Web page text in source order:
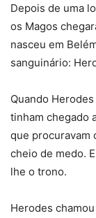
Depois de uma
os Magos
nasceu em
sanguinário:
Quando
tinham chegado
que procuravam
cheio de medo.
lhe o trono.
Herodes